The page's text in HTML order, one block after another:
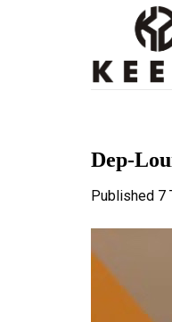
Dep-
Published 7